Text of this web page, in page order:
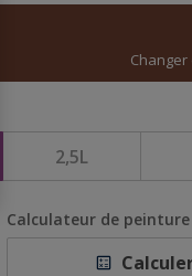
2,5L
Calculateur de peinture